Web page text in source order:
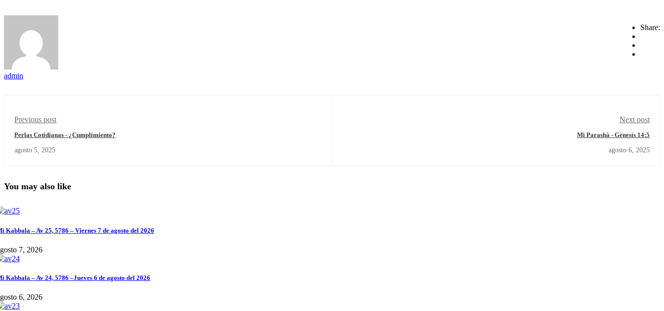
Share:
admin
Previous post
Perlas Cotidianas - ¿Cumplimiento?
agosto 5, 2025
Next post
Mi Parashà - Gènesis 14:5
agosto 6, 2025
You may also like
Kabbala – Av 25, 5786 – Viernes 7 de agosto del 2026
7, 2026
Kabbala – Av 24, 5786 –Jueves 6 de agosto del 2026
6, 2026